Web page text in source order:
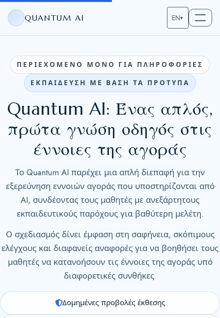
QUANTUM AI EN▾
ΠΕΡΙΕΧΟΜΕΝΟ ΜΟΝΟ ΓΙΑ ΠΛΗΡΟΦΟΡΙΕΣ
ΕΚΠΑΙΔΕΥΣΗ ΜΕ ΒΑΣΗ ΤΑ ΠΡΟΤΥΠΑ
Quantum AI: Ένας απλός,
πρώτα γνώση οδηγός στις
έννοιες της αγοράς
Το Quantum AI παρέχει μια απλή διεπαφή για την
εξερεύνηση εννοιών αγοράς που υποστηρίζονται από
AI, συνδέοντας τους μαθητές με ανεξάρτητους
εκπαιδευτικούς παρόχους για βαθύτερη μελέτη.
Ο σχεδιασμός δίνει έμφαση στη σαφήνεια, σκόπιμους
ελέγχους και διαφανείς αναφορές για να βοηθήσει τους
μαθητές να κατανοήσουν τις έννοιες της αγοράς υπό
διαφορετικές συνθήκες.
Δομημένες προβολές έκθεσης